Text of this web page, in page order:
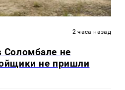
2 часа назад
Соломбале не
не пришли